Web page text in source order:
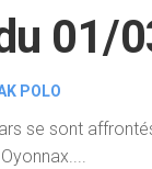
01/
POLO
se sont